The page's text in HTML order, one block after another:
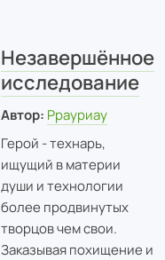
Незавершённое
исследование
Автор: Ррауриау
Герой - технарь,
ищущий в материи
души и технологии
более продвинутых
творцов чем свои.
Заказывая похищение и